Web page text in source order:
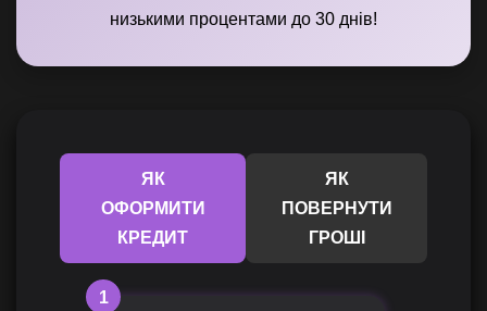
низькими процентами до 30 днів!
ЯК
ОФОРМИТИ
КРЕДИТ
ЯК
ПОВЕРНУТИ
ГРОШІ
1